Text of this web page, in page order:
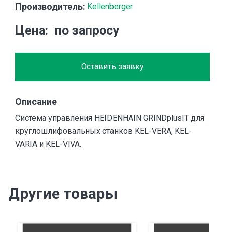
Производитель: Kellenberger
Цена по запросу
Оставить заявку
Описание
Система управления HEIDENHAIN GRINDplusIT для
круглошлифовальных станков KEL-VERA, KEL-
VARIA и KEL-VIVA.
Другие товары